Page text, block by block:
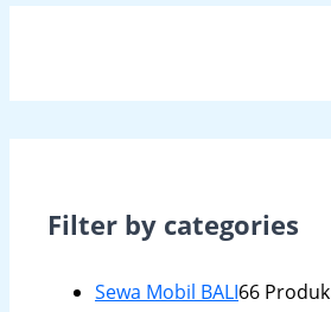
Filter by categories
Sewa Mobil BALI66 Produk